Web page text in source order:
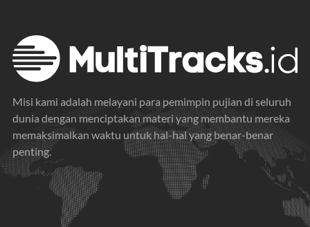
Misi kami adalah melayani para pemimpin pujian di seluruh
dunia dengan menciptakan materi yang membantu mereka
memaksimalkan waktu untuk hal-hal yang benar-benar
penting.